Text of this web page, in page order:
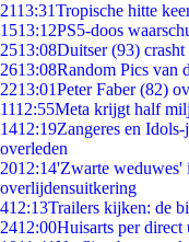
2113:31Tropische hitte
1513:12PS5-doos
2513:08Duitser (93)
2613:08Random Pics van
2213:01Peter Faber (82)
1112:55Meta krijgt half
1412:19Zangeres en
overleden
2012:14'Zwarte weduwes'
overlijdensuitkering
412:13Trailers kijken: de
2412:00Huisarts per